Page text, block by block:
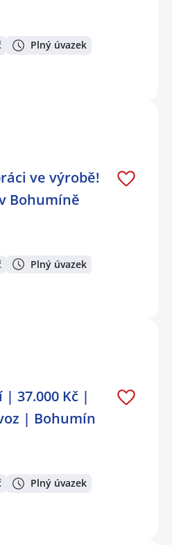
Plný úvazek
ve výrobě!
Bohumíně
Plný úvazek
37.000 Kč |
| Bohumín
Plný úvazek